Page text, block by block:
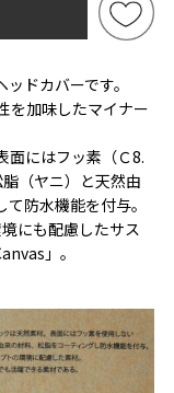
ドカバーです。
を加味したマイナー
面にはフッ素（Ｃ8.
（ヤニ）と天然由
防水機能を付与。
にも配慮したサス
」。